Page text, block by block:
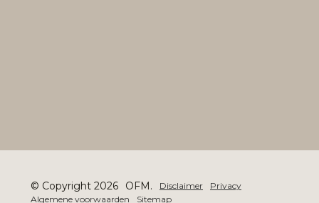
© Copyright 2026 OFM. Disclaimer
Privacy
Algemene voorwaarden
Sitemap